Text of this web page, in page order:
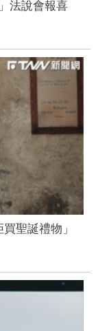
法說會報喜
聖誕禮物」